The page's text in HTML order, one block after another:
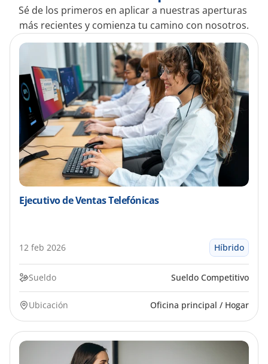
Sé de los primeros en aplicar a nuestras aperturas
más recientes y comienza tu camino con nosotros.
Ejecutivo de Ventas Telefónicas
12 feb 2026 Híbrido
Sueldo Sueldo Competitivo
Ubicación Oficina principal / Hogar